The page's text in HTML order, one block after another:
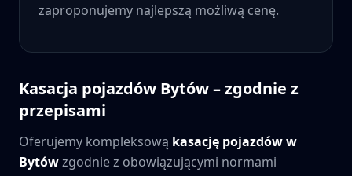
zaproponujemy najlepszą możliwą cenę.
Kasacja pojazdów Bytów– zgodnie z
przepisami
Oferujemy kompleksową kasację pojazdów w
Bytówzgodnie z obowiązującymi normami